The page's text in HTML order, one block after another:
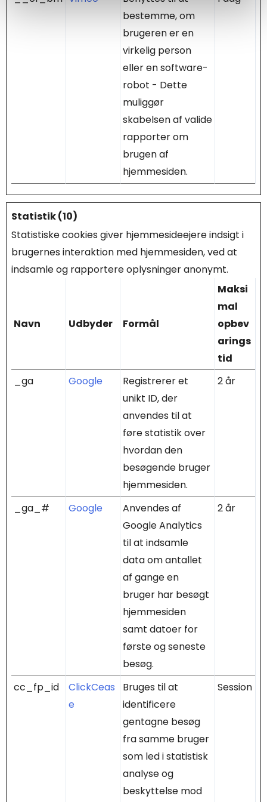
bestemme, om
brugeren er en
virkelig person
eller en software-
robot - Dette
muliggør
skabelsen af valide
rapporter om
brugen af
hjemmesiden.
Statistik (10)
Statistiske cookies giver hjemmesideejere indsigt i
brugernes interaktion med hjemmesiden, ved at
indsamle og rapportere oplysninger anonymt.
Navn Udbyder Formål
Maksi
mal
opbev
arings
tid
_ga
Google
Registrerer et
unikt ID, der
anvendes til at
føre statistik over
hvordan den
besøgende bruger
hjemmesiden.
2 år
_ga_# Google
Anvendes af
Google Analytics
til at indsamle
data om antallet
af gange en
bruger har besøgt
hjemmesiden
samt datoer for
første og seneste
besøg.
2 år
cc_fp_id
ClickCeas
e
Bruges til at
identificere
gentagne besøg
fra samme bruger
som led i statistisk
analyse og
beskyttelse mod
Session